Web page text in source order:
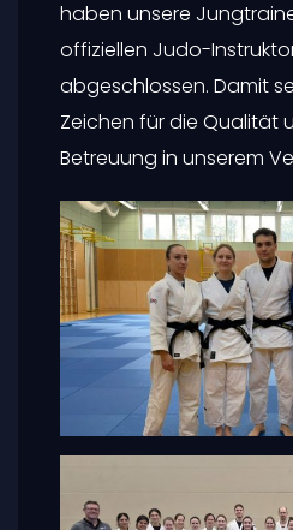
haben unsere
offiziellen Judo-
abgeschlossen. Damit
Zeichen für die Qualität
Betreuung in unserem